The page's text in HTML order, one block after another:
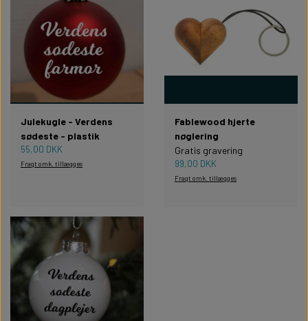
Julekugle - Verdens
sødeste - plastik
55,00 DKK
Fragt omk. tillægges
Fablewood hjerte
nøglering
Gratis gravering
99,00 DKK
Fragt omk. tillægges